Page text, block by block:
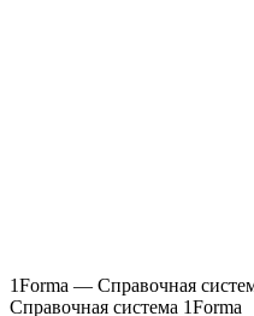
1Forma — Справочная
Справочная система 1Forma